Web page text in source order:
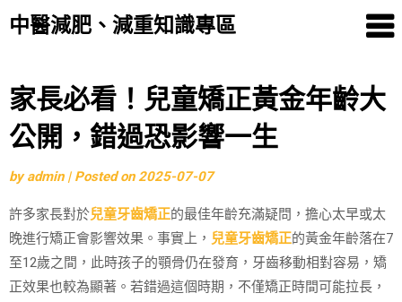
中醫減肥、減重知識專區
Skip
to
content
家長必看！兒童矯正黃金年齡大
公開，錯過恐影響一生
byadmin | Posted on2025-07-07
許多家長對於兒童牙齒矯正的最佳年齡充滿疑問，擔心太早或太
晚進行矯正會影響效果。事實上， 兒童牙齒矯正的黃金年齡落在7
至12歲之間，此時孩子的顎骨仍在發育，牙齒移動相對容易，矯
正效果也較為顯著。若錯過這個時期，不僅矯正時間可能拉長，